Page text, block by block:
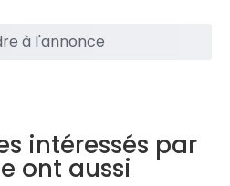
à l'annonce
intéressés par
ont aussi